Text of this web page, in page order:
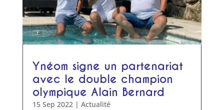
Ynéom signe un partenariat
avec le double champion
olympique Alain Bernard
15 Sep 2022| Actualité